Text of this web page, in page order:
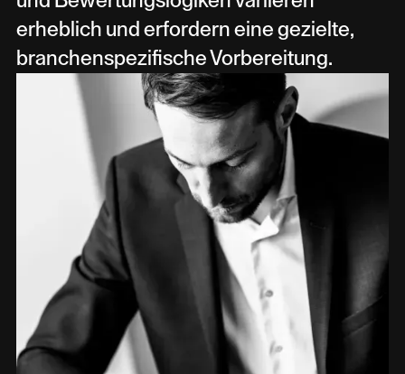
erheblich und erfordern eine gezielte,
branchenspezifische Vorbereitung.